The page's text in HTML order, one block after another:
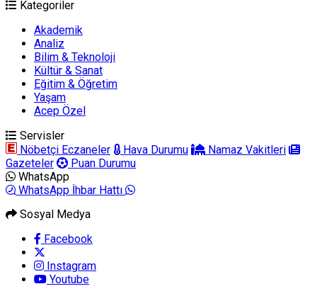
Kategoriler
Akademik
Analiz
Bilim & Teknoloji
Kültür & Sanat
Eğitim & Öğretim
Yaşam
Acep Özel
Servisler
Nöbetçi Eczaneler
Hava Durumu
Namaz Vakitleri
Gazeteler
Puan Durumu
WhatsApp
WhatsApp İhbar Hattı
Sosyal Medya
Facebook
Instagram
Youtube